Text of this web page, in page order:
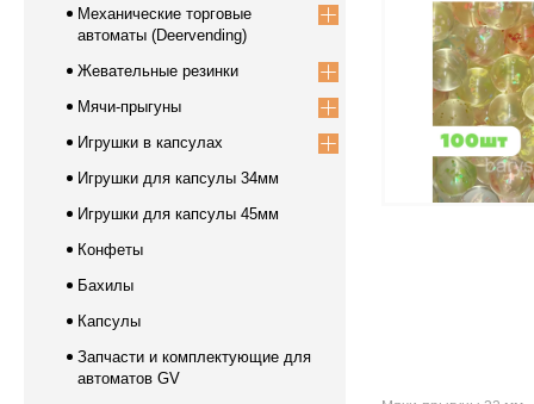
Механические торговые
автоматы (Deervending)
Жевательные резинки
Мячи-прыгуны
Игрушки в капсулах
Игрушки для капсулы 34мм
Игрушки для капсулы 45мм
Конфеты
Бахилы
Капсулы
Запчасти и комплектующие для
автоматов GV